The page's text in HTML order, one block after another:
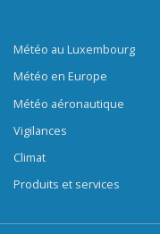
Météo au Luxembourg
Météo en Europe
Météo aéronautique
Vigilances
Climat
Produits et services